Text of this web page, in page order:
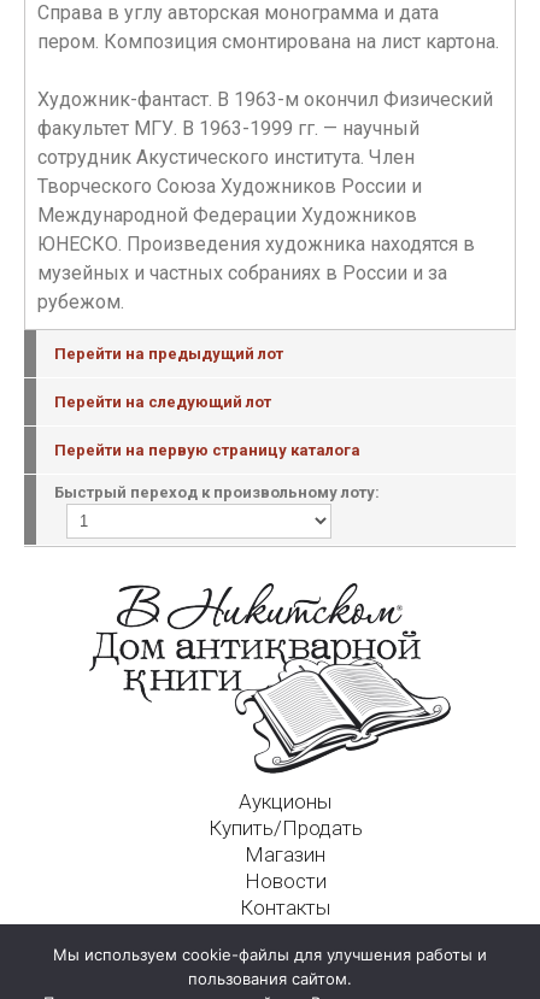
Справа в углу авторская монограмма и дата
пером. Композиция смонтирована на лист картона.
Художник-фантаст. В 1963-м окончил Физический
факультет МГУ. В 1963-1999 гг. — научный
сотрудник Акустического института. Член
Творческого Союза Художников России и
Международной Федерации Художников
ЮНЕСКО. Произведения художника находятся в
музейных и частных собраниях в России и за
рубежом.
Перейти на предыдущий лот
Перейти на следующий лот
Перейти на первую страницу каталога
Быстрый переход к произвольному лоту:
Аукционы
Купить/Продать
Магазин
Новости
Контакты
125009, г. Москва, Никитский пер., д. 4а, стр. 1
Мы используем cookie-файлы для улучшения работы и
пользования сайтом.